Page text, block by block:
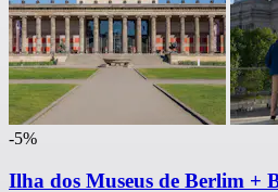
-5%
Ilha dos Museus de Berlim +